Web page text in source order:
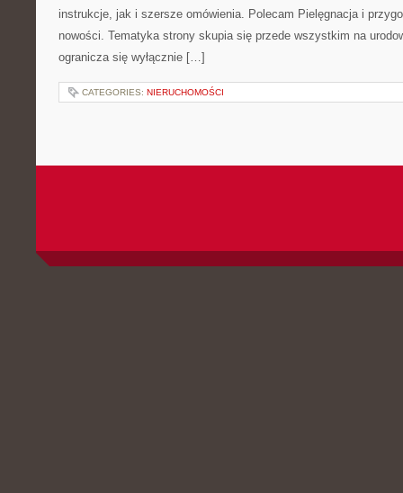
instrukcje, jak i szersze omówienia. Polecam Pielęgnacja i
nowości. Tematyka strony skupia się przede wszystkim na
ogranicza się wyłącznie […]
CATEGORIES: NIERUCHOMOŚCI